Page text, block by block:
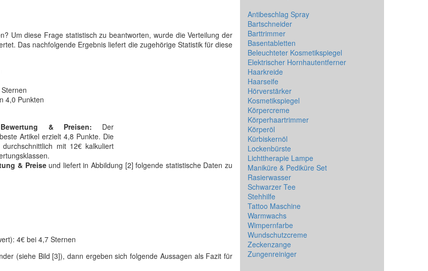
Um diese Frage statistisch zu beantworten, wurde die Verteilung der
Das nachfolgende Ergebnis liefert die zugehörige Statistik für diese
4,0 Punkten
& Preisen: Der
Artikel erzielt 4,8 Punkte. Die
mit 12€ kalkuliert
& Preiseund liefert in Abbildung [2] folgende statistische Daten zu
4€ bei 4,7 Sternen
(siehe Bild [3]), dann ergeben sich folgende Aussagen als Fazit für
Antibeschlag Spray
Bartschneider
Barttrimmer
Basentabletten
Beleuchteter Kosmetikspiegel
Elektrischer Hornhautentferner
Haarkreide
Haarseife
Hörverstärker
Kosmetikspiegel
Körpercreme
Körperhaartrimmer
Körperöl
Kürbiskernöl
Lockenbürste
Lichttherapie Lampe
Maniküre & Pediküre Set
Rasierwasser
Schwarzer Tee
Stehhilfe
Tattoo Maschine
Warmwachs
Wimpernfarbe
Wundschutzcreme
Zeckenzange
Zungenreiniger